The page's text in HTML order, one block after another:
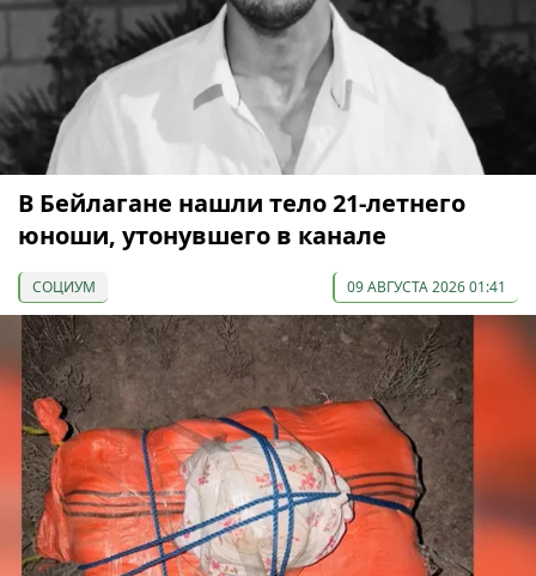
В Бейлагане нашли тело 21-летнего
юноши, утонувшего в канале
СОЦИУМ 09 АВГУСТА 2026 01:41